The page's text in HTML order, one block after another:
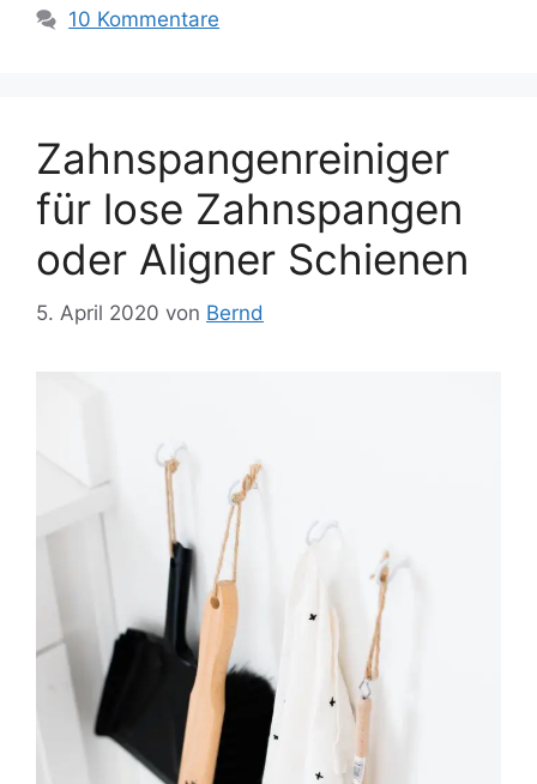
10 Kommentare
Zahnspangenreiniger
für lose Zahnspangen
oder Aligner Schienen
5. April 2020 von Bernd